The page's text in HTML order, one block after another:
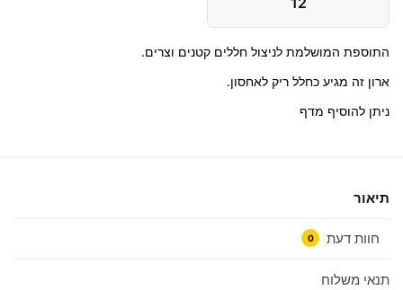
התוספת המושלמת לניצול חללים קטנים וצרים.
ארון זה מגיע כחלל ריק לאחסון.
ניתן להוסיף מדף
תיאור
חוות דעת 0
תנאי משלוח